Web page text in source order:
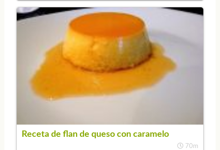
Receta de flan de queso con caramelo
70m